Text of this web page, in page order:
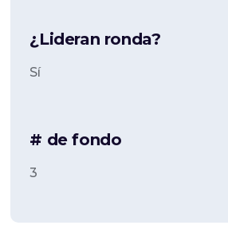
¿Lideran ronda?
Sí
# de fondo
3